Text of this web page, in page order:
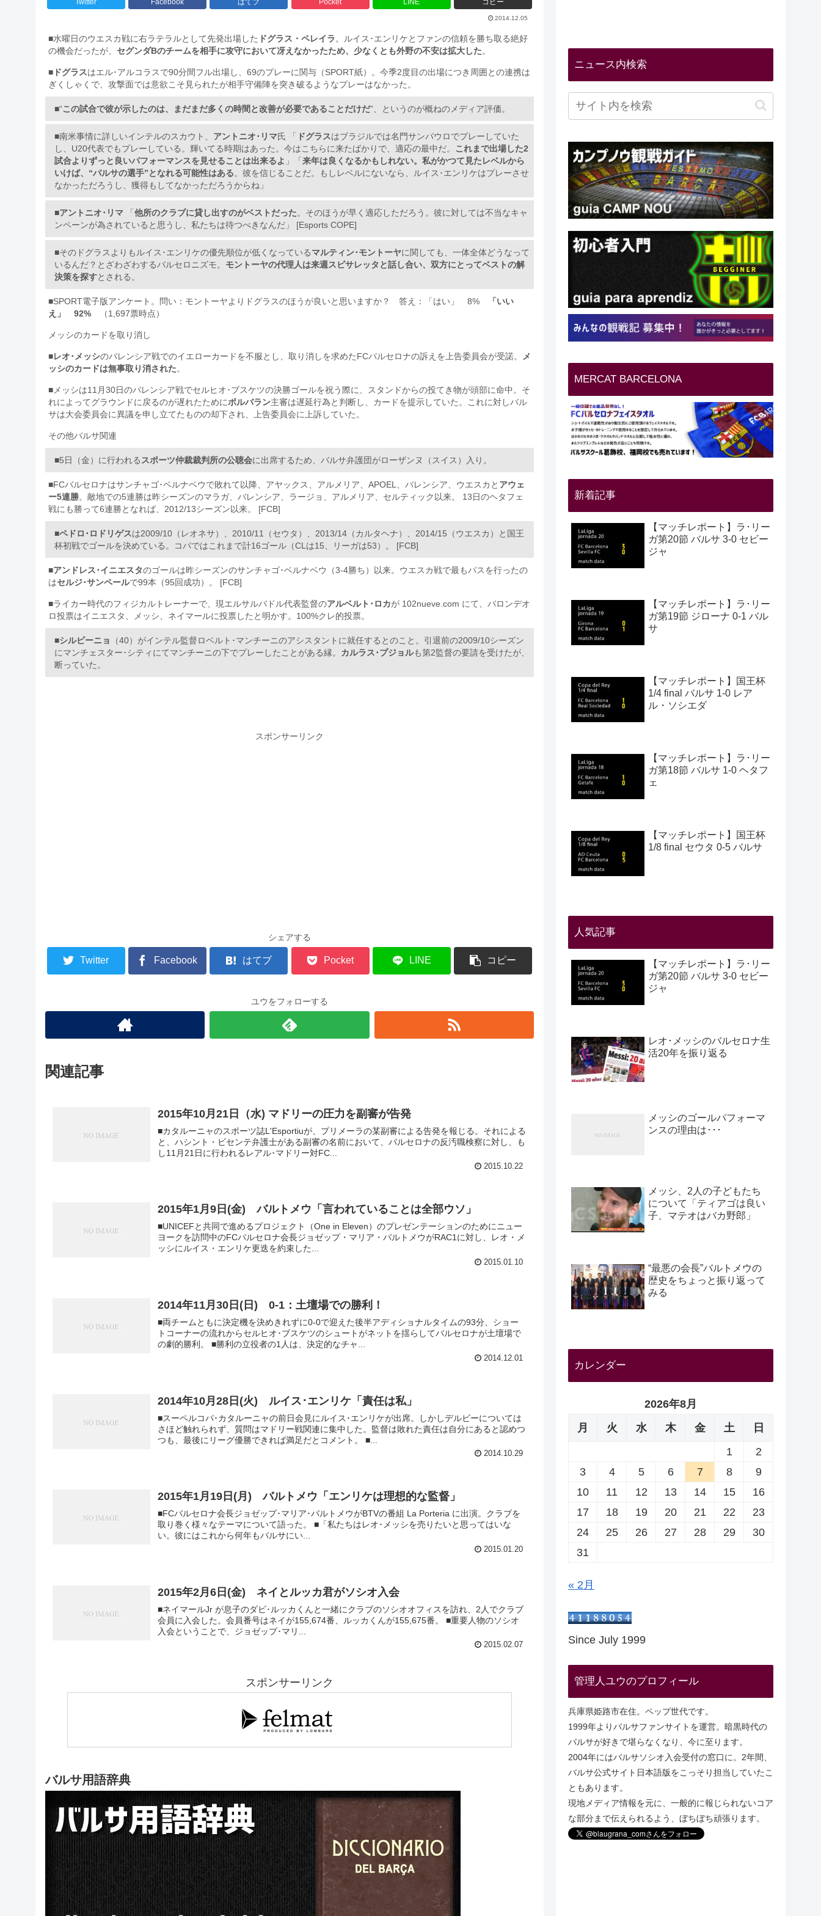
Twitter Facebook はてブ Pocket LINE コピー
2014.12.05
■水曜日のウエスカ戦に右ラテラルとして先発出場した ドグラス・ペレイラ 。ルイス･エンリケとファンの信頼を勝ち取る絶好
の機会だったが、 セグンダBのチームを相手に攻守において冴えなかったため、少なくとも外野の不安は拡大した。
■ ドグラスはエル･アルコラスで90分間フル出場し、69のプレーに関与（SPORT紙）。今季2度目の出場につき周囲との連携は
ぎくしゃくで、攻撃面では意欲こそ見られたが相手守備陣を突き破るようなプレーはなかった。
■“この試合で彼が示したのは、まだまだ多くの時間と改善が必要であることだけだ”、というのが概ねのメディア評価。
■南米事情に詳しいインテルのスカウト、 アントニオ･リマ氏 「 ドグラスはブラジルでは名門サンパウロでプレーしていた
し、U20代表でもプレーしている。輝いてる時期はあった。今はこちらに来たばかりで、適応の最中だ。 これまで出場した2
試合よりずっと良いパフォーマンスを見せることは出来るよ 」「 来年は良くなるかもしれない。私がかつて見たレベルから
いけば、“バルサの選手”となれる可能性はある。彼を信じることだ。もしレベルにないなら、ルイス･エンリケはプレーさせ
なかっただろうし、獲得もしてなかっただろうからね」
■アントニオ･リマ 「 他所のクラブに貸し出すのがベストだった。そのほうが早く適応しただろう。彼に対しては不当なキャ
ンペーンが為されていると思うし、私たちは待つべきなんだ」 [Esports COPE]
■そのドグラスよりもルイス･エンリケの優先順位が低くなっているマルティン･モントーヤに関しても、一体全体どうなって
いるんだ？とざわざわするバルセロニズモ。 モントーヤの代理人は来週スビサレッタと話し合い、双方にとってベストの解
決策を探すとされる。
■SPORT電子版アンケート。問い：モントーヤよりドグラスのほうが良いと思いますか？ 答え：「はい」 8%
「いい
え」 92% （1,697票時点）
メッシのカードを取り消し
■レオ･メッシのバレンシア戦でのイエローカードを不服とし、取り消しを求めたFCバルセロナの訴えを上告委員会が受諾。
メ
ッシのカードは無事取り消された。
■メッシは11月30日のバレンシア戦でセルヒオ･ブスケツの決勝ゴールを祝う際に、スタンドからの投てき物が頭部に命中。そ
れによってグラウンドに戻るのが遅れたためにボルバラン主審は遅延行為と判断し、カードを提示していた。これに対しバル
サは大会委員会に異議を申し立てたものの却下され、上告委員会に上訴していた。
その他バルサ関連
■5日（金）に行われる スポーツ仲裁裁判所の公聴会に出席するため、バルサ弁護団がローザンヌ（スイス）入り。
■FCバルセロナはサンチャゴ･ベルナベウで敗れて以降、アヤックス、アルメリア、APOEL、バレンシア、ウエスカと アウェ
ー5連勝。敵地での5連勝は昨シーズンのマラガ、バレンシア、ラージョ、アルメリア、セルティック以来。 13日のヘタフェ
戦にも勝って6連勝となれば、2012/13シーズン以来。 [FCB]
■ペドロ･ロドリゲスは2009/10（レオネサ）、2010/11（セウタ）、2013/14（カルタヘナ）、2014/15（ウエスカ）と国王
杯初戦でゴールを決めている。コパではこれまで計16ゴール（CLは15、リーガは53）。 [FCB]
■アンドレス･イニエスタのゴールは昨シーズンのサンチャゴ･ベルナベウ（3-4勝ち）以来。ウエスカ戦で最もパスを行ったの
はセルジ･サンペールで99本（95回成功）。 [FCB]
■ライカー時代のフィジカルトレーナーで、現エルサルバドル代表監督のアルベルト･ロカが 102nueve.com にて、バロンデオ
ロ投票はイニエスタ、メッシ、ネイマールに投票したと明かす。100%クレ的投票。
■シルビーニョ
（40）がインテル監督ロベルト･マンチーニのアシスタントに就任するとのこと。引退前の2009/10シーズン
にマンチェスター･シティにてマンチーニの下でプレーしたことがある縁。 カルラス･プジョルも第2監督の要請を受けたが、
断っていた。
スポンサーリンク
シェアする
Twitter Facebook はてブ Pocket LINE コピー
ユウをフォローする
関連記事
2015年10月21日（水) マドリーの圧力を副審が告発
■カタルーニャのスポーツ誌L'Esportiuが、プリメーラの某副審による告発を報じる。それによる
と、ハシント・ビセンテ弁護士がある副審の名前において、バルセロナの反汚職検察に対し、も
し11月21日に行われるレアル･マドリー対FC...
2015.10.22
2015年1月9日(金) バルトメウ「言われていることは全部ウソ」
■UNICEFと共同で進めるプロジェクト（One in Eleven）のプレゼンテーションのためにニュー
ヨークを訪問中のFCバルセロナ会長ジョゼップ・マリア・バルトメウがRAC1に対し、レオ・メ
ッシにルイス・エンリケ更迭を約束した...
2015.01.10
2014年11月30日(日) 0-1：土壇場での勝利！
■両チームともに決定機を決めきれずに0-0で迎えた後半アディショナルタイムの93分、ショー
トコーナーの流れからセルヒオ･ブスケツのシュートがネットを揺らしてバルセロナが土壇場で
の劇的勝利。 ■勝利の立役者の1人は、決定的なチャ...
2014.12.01
2014年10月28日(火) ルイス･エンリケ「責任は私」
■スーペルコパ･カタルーニャの前日会見にルイス･エンリケが出席。しかしデルビーについては
さほど触れられず、質問はマドリー戦関連に集中した。監督は敗れた責任は自分にあると認めつ
つも、最後にリーグ優勝できれば満足だとコメント。 ■...
2014.10.29
2015年1月19日(月) バルトメウ「エンリケは理想的な監督」
■FCバルセロナ会長ジョゼップ･マリア･バルトメウがBTVの番組 La Porteria に出演。クラブを
取り巻く様々なテーマについて語った。 ■「私たちはレオ･メッシを売りたいと思ってはいな
い。彼にはこれから何年もバルサにい...
2015.01.20
2015年2月6日(金) ネイとルッカ君がソシオ入会
■ネイマールJr が息子のダビ･ルッカくんと一緒にクラブのソシオオフィスを訪れ、2人でクラブ
会員に入会した。会員番号はネイが155,674番、ルッカくんが155,675番。 ■重要人物のソシオ
入会ということで、ジョゼップ･マリ...
2015.02.07
スポンサーリンク
バルサ用語辞典
ニュース内検索
MERCAT BARCELONA
新着記事
【マッチレポート】ラ･リー
ガ第20節 バルサ 3-0 セビー
ジャ
【マッチレポート】ラ･リー
ガ第19節 ジローナ 0-1 バル
サ
【マッチレポート】国王杯
1/4 final バルサ 1-0 レア
ル・ソシエダ
【マッチレポート】ラ･リー
ガ第18節 バルサ 1-0 ヘタフ
ェ
【マッチレポート】国王杯
1/8 final セウタ 0-5 バルサ
人気記事
【マッチレポート】ラ･リー
ガ第20節 バルサ 3-0 セビー
ジャ
レオ･メッシのバルセロナ生
活20年を振り返る
メッシのゴールパフォーマ
ンスの理由は･･･
メッシ、2人の子どもたち
について「ティアゴは良い
子、マテオはバカ野郎」
“最悪の会長”バルトメウの
歴史をちょっと振り返って
みる
カレンダー
2026年8月
月
火 水 木 金 土
日
1
2
3
4 5 6 7 8
9
10
11 12 13 14 15
16
17
18 19 20 21 22
23
24
25 26 27 28 29
30
31
« 2月
Since July 1999
管理人ユウのプロフィール
兵庫県姫路市在住。ペップ世代です。
1999年よりバルサファンサイトを運営。暗黒時代の
バルサが好きで堪らなくなり、今に至ります。
2004年にはバルサソシオ入会受付の窓口に。2年間、
バルサ公式サイト日本語版をこっそり担当していたこ
ともあります。
現地メディア情報を元に、一般的に報じられないコア
な部分まで伝えられるよう、ぼちぼち頑張ります。